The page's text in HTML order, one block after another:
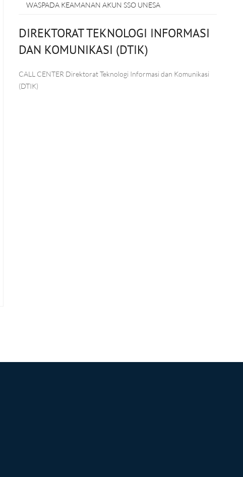
WASPADA KEAMANAN AKUN SSO UNESA
DIREKTORAT TEKNOLOGI INFORMASI
DAN KOMUNIKASI (DTIK)
CALL CENTER Direktorat Teknologi Informasi dan Komunikasi
(DTIK)